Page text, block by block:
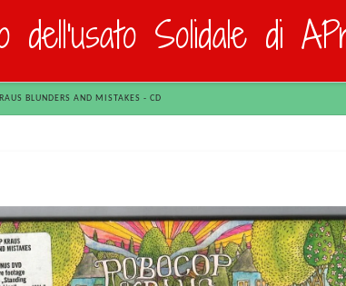
dell'usato Solidale di
BLUNDERS AND MISTAKES - CD